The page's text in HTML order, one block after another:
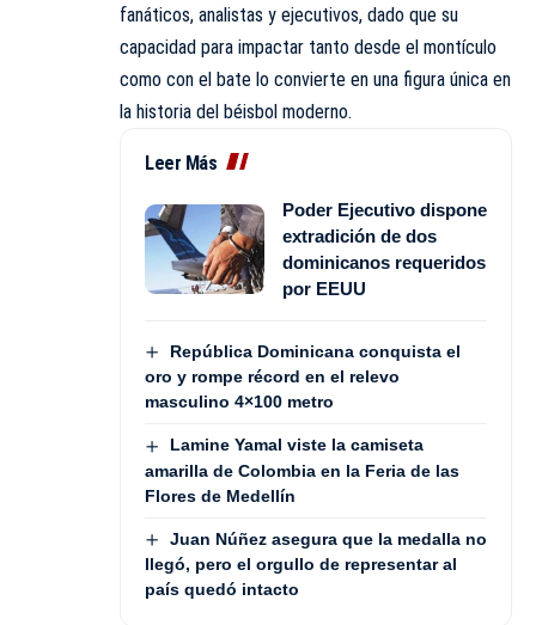
fanáticos, analistas y ejecutivos, dado que su
capacidad para impactar tanto desde el montículo
como con el bate lo convierte en una figura única en
la historia del béisbol moderno.
Leer Más
Poder Ejecutivo dispone
extradición de dos
dominicanos requeridos
por EEUU
República Dominicana conquista el
oro y rompe récord en el relevo
masculino 4×100 metro
Lamine Yamal viste la camiseta
amarilla de Colombia en la Feria de las
Flores de Medellín
Juan Núñez asegura que la medalla no
llegó, pero el orgullo de representar al
país quedó intacto